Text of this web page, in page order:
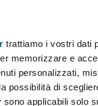
trattiamo i vostri dati
memorizzare e
personalizzati,
possibilità di
applicabili solo
Prezzo
milano Milano